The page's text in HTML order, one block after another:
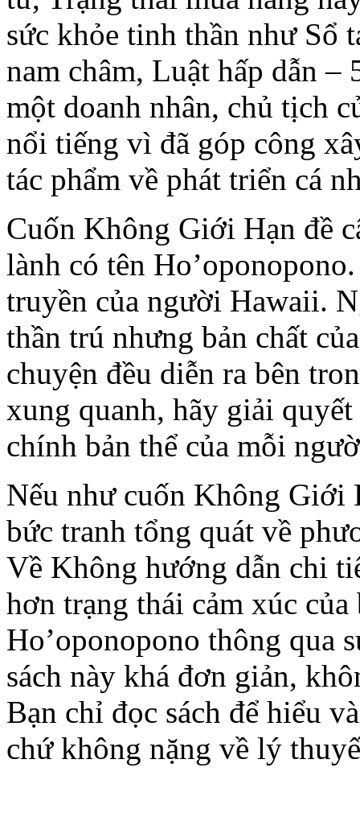
sức khỏe tinh thần như Sổ
nam châm, Luật hấp dẫn
một doanh nhân, chủ tịch
nổi tiếng vì đã góp công
tác phẩm về phát triển cá
Cuốn Không Giới Hạn đề
lành có tên
truyền của người Hawaii.
thần trú nhưng bản chất
chuyện đều diễn ra bên
xung quanh, hãy giải
chính bản thể của mỗi
Nếu như cuốn Không Giới
bức tranh tổng quát về
Về Không hướng dẫn chi
hơn trạng thái cảm xúc
Ho’oponopono thông qua
sách này khá đơn giản,
Bạn chỉ đọc sách để hiểu
chứ không nặng về lý